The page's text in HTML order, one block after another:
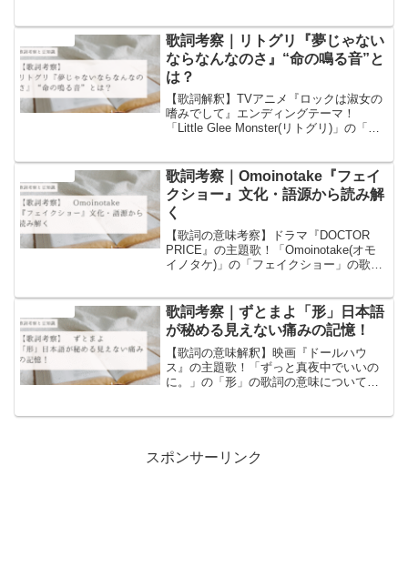
他では語られない視点で読み解きます。
歌詞考察｜リトグリ『夢じゃない
ならなんなのさ』“命の鳴る音”と
は？
【歌詞解釈】TVアニメ『ロックは淑女の
嗜みでして』エンディングテーマ！
「Little Glee Monster(リトグリ)」の「夢
についての豆知識を書いています！
歌詞考察｜Omoinotake『フェイ
クショー』文化・語源から読み解
く
【歌詞の意味考察】ドラマ『DOCTOR
PRICE』の主題歌！「Omoinotake(オモ
イノタケ)」の「フェイクショー」の歌詞
す！
歌詞考察｜ずとまよ「形」日本語
が秘める見えない痛みの記憶！
【歌詞の意味解釈】映画『ドールハウ
ス』の主題歌！「ずっと真夜中でいいの
に。」の「形」の歌詞の意味についての
スポンサーリンク